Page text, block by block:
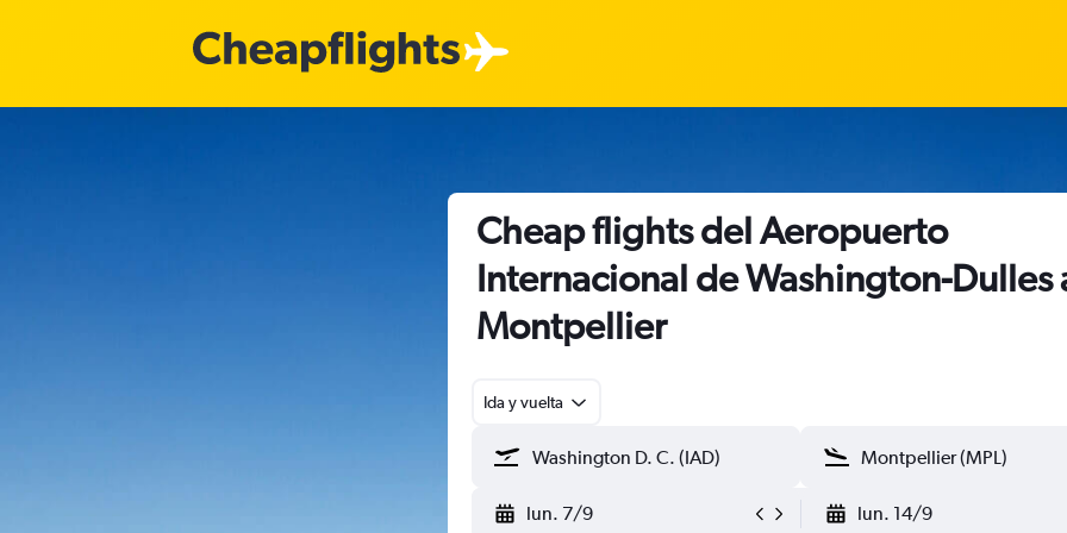
Cheap flights del Aeropuerto
Internacional de Washington-Dulles
Montpellier
Ida y vuelta
lun. 7/9 lun. 14/9